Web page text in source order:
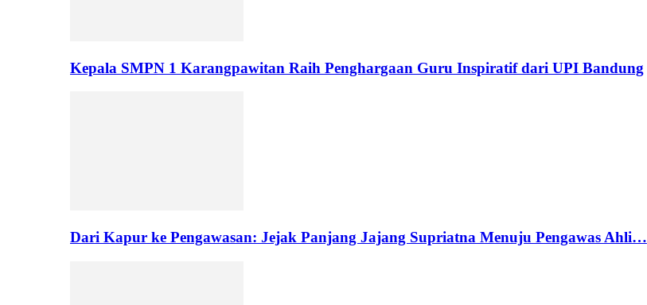
Kepala SMPN 1 Karangpawitan Raih Penghargaan Guru Inspiratif dari UPI Bandung
Dari Kapur ke Pengawasan: Jejak Panjang Jajang Supriatna Menuju Pengawas Ahli…